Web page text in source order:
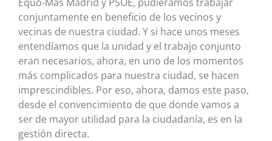
conjuntamente en beneficio de los vecinos y
vecinas de nuestra ciudad. Y si hace unos meses
entendíamos que la unidad y el trabajo conjunto
eran necesarios, ahora, en uno de los momentos
más complicados para nuestra ciudad, se hacen
imprescindibles. Por eso, ahora, damos este paso,
desde el convencimiento de que donde vamos a
ser de mayor utilidad para la ciudadanía, es en la
gestión directa.